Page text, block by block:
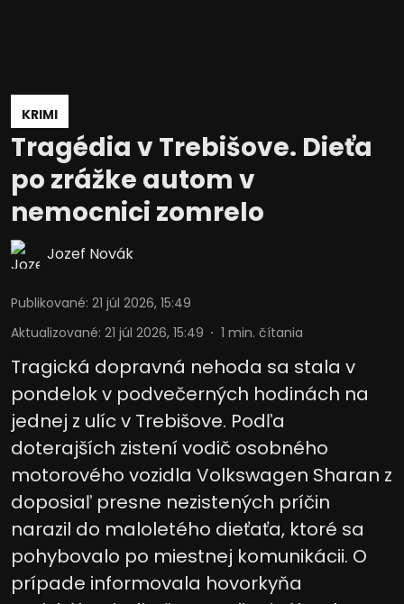
KRIMI
Tragédia v Trebišove. Dieťa
po zrážke autom v
nemocnici zomrelo
Jozef Novák
Publikované: 21 júl 2026, 15:49
Aktualizované: 21 júl 2026, 15:49 1 min. čítania
Tragická dopravná nehoda sa stala v
pondelok v podvečerných hodinách na
jednej z ulíc v Trebišove. Podľa
doterajších zistení vodič osobného
motorového vozidla Volkswagen Sharan z
doposiaľ presne nezistených príčin
narazil do maloletého dieťaťa, ktoré sa
pohybovalo po miestnej komunikácii. O
prípade informovala hovorkyňa